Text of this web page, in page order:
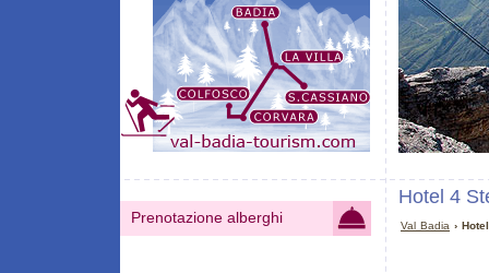
Hotel 4
Val Badia ›
Prenotazione alberghi